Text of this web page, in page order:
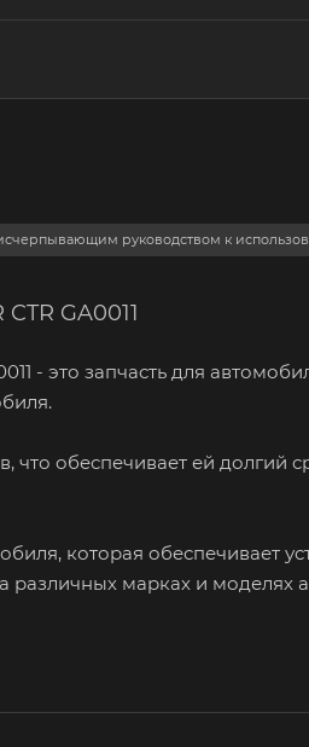
руководством к
GA0011
- это запчасть для
что обеспечивает ей долгий
которая обеспечивает
различных марках и моделях